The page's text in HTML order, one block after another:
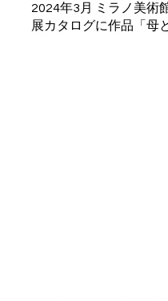
2024年3月 ミラノ美術
展カタログに作品「母